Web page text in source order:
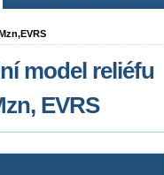
model reliéfu
EVRS